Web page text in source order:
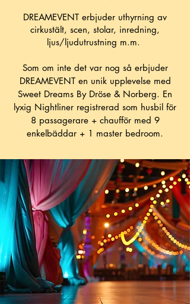
DREAMEVENT erbjuder uthyrning av
cirkustält, scen, stolar, inredning,
ljus/ljudutrustning m.m.
Som om inte det var nog så erbjuder
DREAMEVENT en unik upplevelse med
Sweet Dreams By Dröse & Norberg. En
lyxig Nightliner registrerad som husbil för
8 passagerare + chaufför med 9
enkelbäddar + 1 master bedroom.